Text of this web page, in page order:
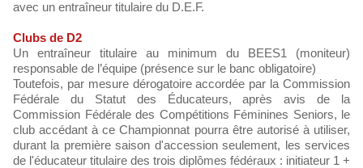
avec un entraîneur titulaire du D.E.F.
Clubs de D2
Un entraîneur titulaire au minimum du BEES1 (moniteur)
responsable de l’équipe (présence sur le banc obligatoire)
Toutefois, par mesure dérogatoire accordée par la Commission
Fédérale du Statut des Éducateurs, après avis de la
Commission Fédérale des Compétitions Féminines Seniors, le
club accédant à ce Championnat pourra être autorisé à utiliser,
durant la première saison d'accession seulement, les services
de l'éducateur titulaire des trois diplômes fédéraux : initiateur 1 +